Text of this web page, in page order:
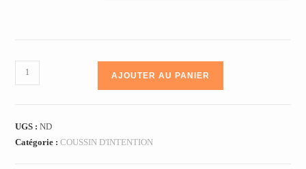
AJOUTER AU PANIER
UGS :ND
Catégorie :COUSSIN D'INTENTION